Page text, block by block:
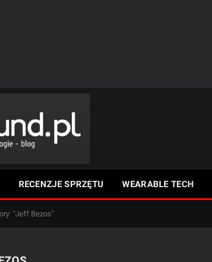
RECENZJE SPRZĘTU WEARABLE TECH
"Jeff Bezos"